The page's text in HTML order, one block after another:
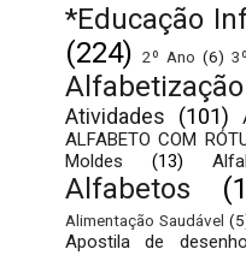
*Educação
(224) 2º Ano (6)
Alfabetização
Atividades
(101)
ALFABETO COM
Moldes
(13)
Alfabetos
Alimentação Saudável
Apostila de